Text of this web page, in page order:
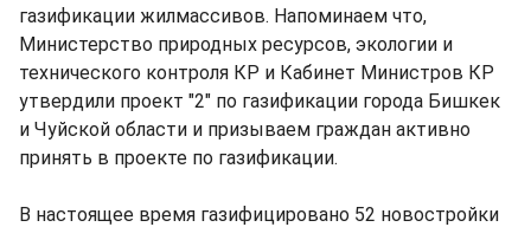
газификации жилмассивов. Напоминаем что,
Министерство природных ресурсов, экологии и
технического контроля КР и Кабинет Министров КР
утвердили проект "2" по газификации города Бишкек
и Чуйской области и призываем граждан активно
принять в проекте по газификации.
В настоящее время газифицировано 52 новостройки